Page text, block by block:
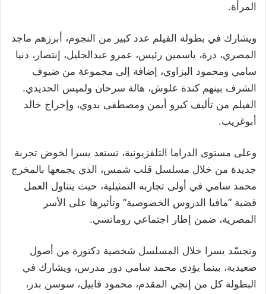
المرأة.
ويشارك في بطولة الفيلم عدد كبير من النجوم، أبرزهم ماجد
المصري، درة، ياسمين رئيس، عمرو عبدالجليل، إنتصار، دنيا
سامي ومحمود البزاوي، إضافة إلى مجموعة من ضيوف
الشرف بينهم كندة علوش، هالة سرحان ولميس الحديدي.
الفيلم من تأليف كيرو أيمن ومصطفى بدوي، وإخراج خالد
أبوغريب.
وعلى مستوى الدراما التلفزيونية، تستعد يسرا لخوض تجربة
جديدة من خلال مسلسل قلب شمس، الذي يجمعها بالمخرج
محمد سامي في أولى تجاربه التمثيلية، حيث يتناول العمل
قضية “مافيا الدروس الخصوصية” وتأثيرها على الأسر
المصرية، ضمن إطار اجتماعي رومانسي.
وتجسّد يسرا خلال المسلسل شخصية دكتورة من أصول
صعيدية، بينما يؤدي محمد سامي دور مدرس، ويشارك في
البطولة كل من إنجي المقدم، محمود قابيل، سوسن بدر،